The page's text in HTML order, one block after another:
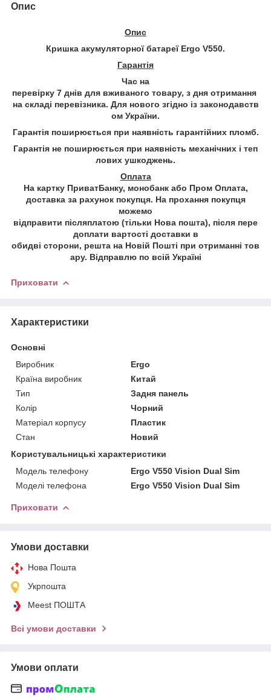
Опис
Опис
Кришка акумуляторноїбатареї Ergo V550.
Гарантія
Час на
перевірку 7 днів для вживаного товару, з дня отримання
на складі перевізника. Для нового згідно із законодавств
ом України.
Гарантія поширюється при наявність гарантійних пломб.
Гарантія не поширюється при наявність механічних і теп
лових ушкоджень.
Оплата
На картку ПриватБанку, монобанк або Пром Оплата,
доставка за рахунок покупця. На прохання покупця
можемо
відправити післяплатою (тільки Нова пошта), після пере
доплати вартості доставки в
обидві сторони, решта на Новій Пошті при отриманні тов
ару. Відправлю по всій Україні
Приховати
Характеристики
Основні
Виробник
Ergo
Країна виробник
Китай
Тип
Задня панель
Колір
Чорний
Матеріал корпусу
Пластик
Стан
Новий
Користувальницькі характеристики
Модель телефону
Ergo V550 Vision Dual Sim
Моделі телефона
Ergo V550 Vision Dual Sim
Приховати
Умови доставки
Нова Пошта
Укрпошта
Meest ПОШТА
Всі умови доставки
Умови оплати